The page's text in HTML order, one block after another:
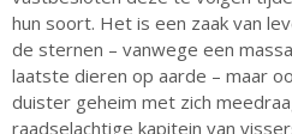
hun soort. Het is een zaak van
de sternen – vanwege een
laatste dieren op aarde – maar
duister geheim met zich
raadselachtige kapitein van